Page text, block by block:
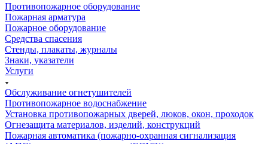
Противопожарное оборудование
Пожарная арматура
Пожарное оборудование
Средства спасения
Стенды, плакаты, журналы
Знаки, указатели
Услуги
Обслуживание огнетушителей
Противопожарное водоснабжение
Установка противопожарных дверей, люков, окон, проходок
Огнезащита материалов, изделий, конструкций
Пожарная автоматика (пожарно-охранная сигнализация